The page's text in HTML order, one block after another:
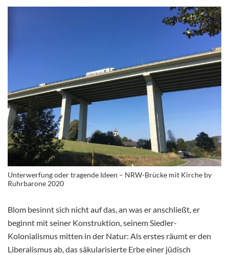
Unterwerfung oder tragende Ideen – NRW-Brücke mit Kirche by
Ruhrbarone 2020
Blom besinnt sich nicht auf das, an was er anschließt, er
beginnt mit seiner Konstruktion, seinem Siedler-
Kolonialismus mitten in der Natur: Als erstes räumt er den
Liberalismus ab, das säkularisierte Erbe einer jüdisch